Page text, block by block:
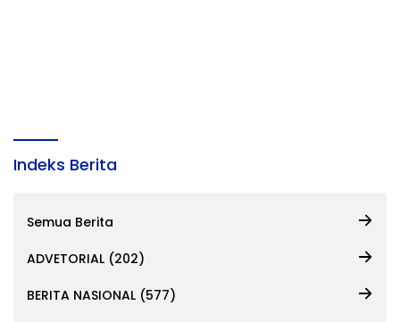
Indeks Berita
Semua Berita
ADVETORIAL (202)
BERITA NASIONAL (577)